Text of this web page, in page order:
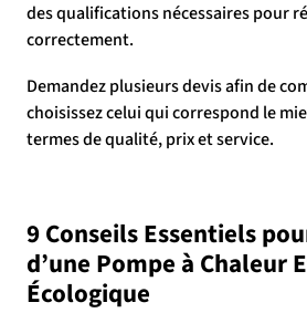
des qualifications nécessaires pour
correctement.
Demandez plusieurs devis afin de
choisissez celui qui correspond le
termes de qualité, prix et service.
9 Conseils Essentiels
d’une Pompe à Chaleur
Écologique